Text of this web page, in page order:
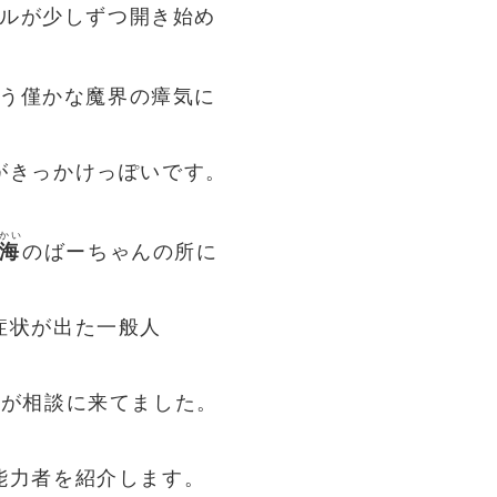
が少しずつ開き始め
僅かな魔界の瘴気に
っかけっぽいです。
い
のばーちゃんの所に
状が出た一般人
相談に来てました。
者を紹介します。